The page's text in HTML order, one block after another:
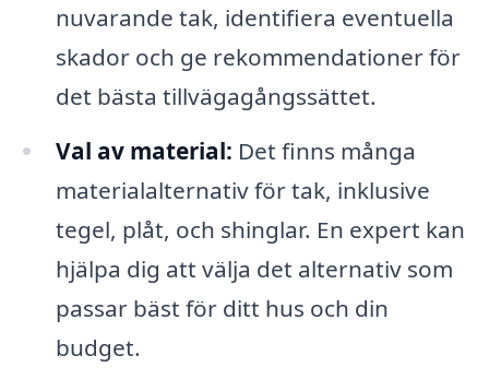
nuvarande tak, identifiera eventuella
skador och ge rekommendationer för
det bästa tillvägagångssättet.
Val av material: Det finns många
materialalternativ för tak, inklusive
tegel, plåt, och shinglar. En expert kan
hjälpa dig att välja det alternativ som
passar bäst för ditt hus och din
budget.